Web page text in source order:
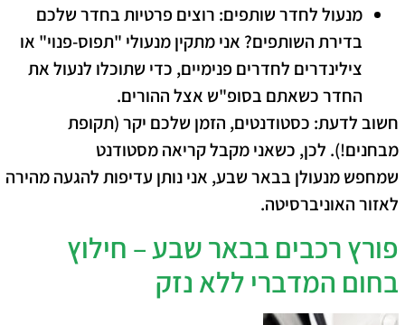
מנעול לחדר שותפים: רוצים פרטיות בחדר שלכם
בדירת השותפים? אני מתקין מנעולי "תפוס-פנוי" או
צילינדרים לחדרים פנימיים, כדי שתוכלו לנעול את
החדר כשאתם בסופ"ש אצל ההורים.
חשוב לדעת: כסטודנטים, הזמן שלכם יקר (תקופת
מבחנים!). לכן, כשאני מקבל קריאה מסטודנט
שמחפשמנעולן בבאר שבע, אני נותן עדיפות להגעה מהירה
לאזור האוניברסיטה.
​פורץ רכבים בבאר שבע – חילוץ
בחום המדברי ללא נזק